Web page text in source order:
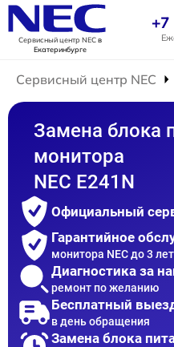
Сервисный центр NECв
Екатеринбурге
+7
Сервисный центр NEC
Замена блока
монитора
NEC E241N
Официальный
Гарантийное
монитора NEC до 3 лет
Диагностика за
ремонт по желанию
Бесплатный
в день обращения
Замена блока